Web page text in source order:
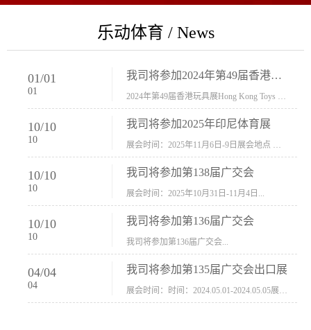
乐动体育 / News
01/01
01
我司将参加2024年第49届香港玩具展Hong Kong Toys & Games Fair 欢迎新···
10/10
10
我司将参加2025年印尼体育展
10/10
10
我司将参加第138届广交会
展会时间：2025年10月31日-11月4日...
10/10
10
我司将参加第136届广交会
我司将参加第136届广交会...
04/04
04
我司将参加第135届广交会出口展
展会时间：时间：2024.05.01-2024.05.05展会地址：中国进出口商品交易会展馆福建康莱宝公司展位号12.1G37-38、H11-12，浙江康莱宝展位号17.1B23-24、C19-20...